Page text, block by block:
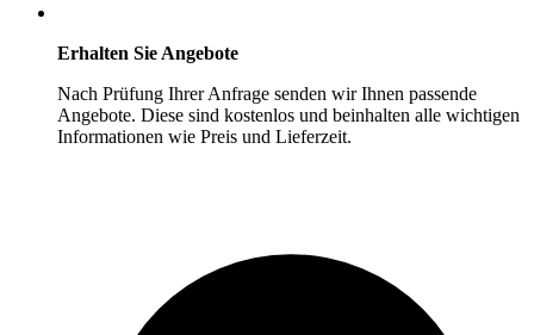
Erhalten Sie Angebote
Nach Prüfung Ihrer Anfrage senden wir Ihnen passende
Angebote. Diese sind kostenlos und beinhalten alle wichtigen
Informationen wie Preis und Lieferzeit.